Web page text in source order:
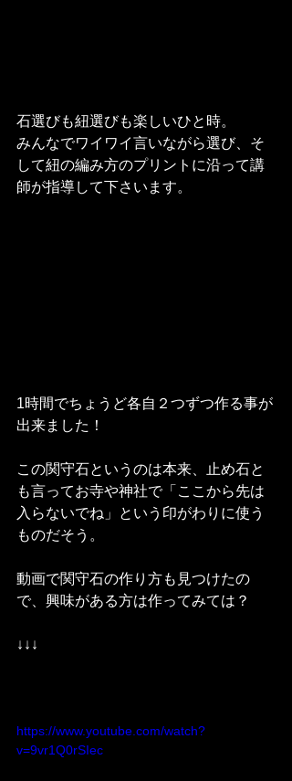
石選びも紐選びも楽しいひと時。
みんなでワイワイ言いながら選び、そ
して紐の編み方のプリントに沿って講
師が指導して下さいます。
1時間でちょうど各自２つずつ作る事が
出来ました！
この関守石というのは本来、止め石と
も言ってお寺や神社で「ここから先は
入らないでね」という印がわりに使う
ものだそう。
動画で関守石の作り方も見つけたの
で、興味がある方は作ってみては？
↓↓↓
https://www.youtube.com/watch?
v=9vr1Q0rSIec